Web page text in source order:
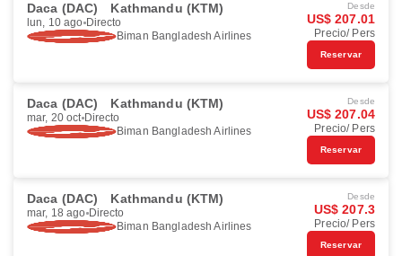
Daca (DAC) Kathmandu (KTM)
lun, 10 ago Directo
Biman Bangladesh Airlines
Desde
US$ 207.01
Precio/ Pers
Reservar
Daca (DAC) Kathmandu (KTM)
mar, 20 oct Directo
Biman Bangladesh Airlines
Desde
US$ 207.04
Precio/ Pers
Reservar
Daca (DAC) Kathmandu (KTM)
mar, 18 ago Directo
Biman Bangladesh Airlines
Desde
US$ 207.3
Precio/ Pers
Reservar